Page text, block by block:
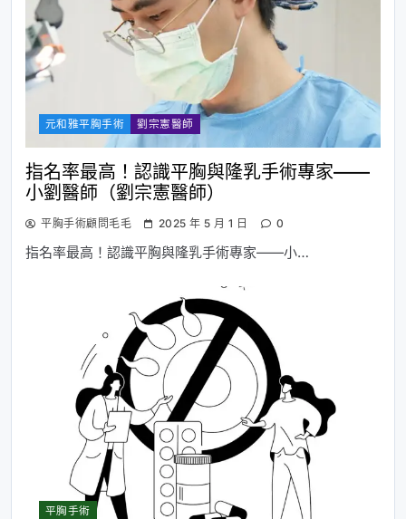
元和雅平胸手術 劉宗憲醫師
指名率最高！認識平胸與隆乳手術專家——
小劉醫師（劉宗憲醫師）
平胸手術顧問毛毛 2025 年 5 月 1 日 0
指名率最高！認識平胸與隆乳手術專家——小…
平胸手術